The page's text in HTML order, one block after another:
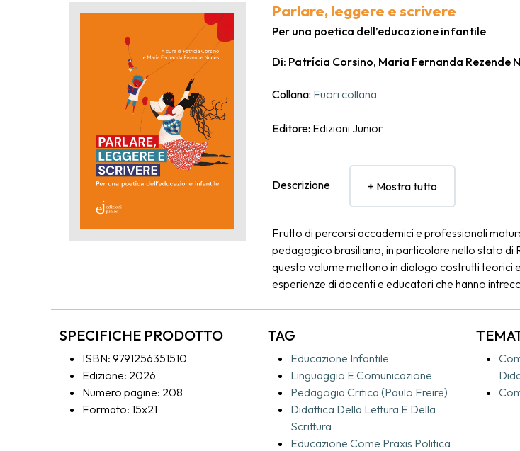
Parlare, leggere e scrivere
Per una poetica dell’educazione infantile
Di: Patrícia Corsino, Maria Fernanda Rezende
Collana: Fuori collana
Editore: Edizioni Junior
Descrizione + Mostra tutto
Frutto di percorsi accademici e professionali
pedagogico brasiliano, in particolare nello stato di
questo volume mettono in dialogo costrutti teorici
esperienze di docenti e educatori che hanno
da Paulo Freire: l’educazione è un atto politico,
praxis fondata sul dialogo e sulla lettura critica
sull’infanzia, linguaggio, culture e scuola, il volume
pratica educativa quotidiana e offre strumenti per
attenta, consapevole e partecipativa. Al centro vi è
dalla relazione dialettica e partecipativa tra saperi
vita, e che riconosce nell’infanzia un territorio
SPECIFICHE PRODOTTO
ISBN: 9791256351510
Edizione: 2026
Numero pagine: 208
Formato: 15x21
TAG
Educazione Infantile
Linguaggio E Comunicazione
Pedagogia Critica (Paulo Freire)
Didattica Della Lettura E Della
Scrittura
Educazione Come Praxis Politica